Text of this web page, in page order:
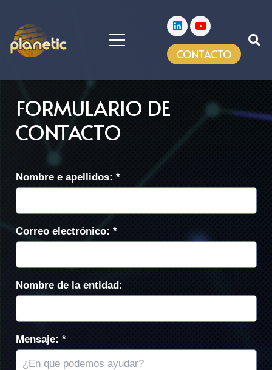
CONTACTO
FORMULARIO DE
CONTACTO
Nombre e apellidos: *
Correo electrónico: *
Nombre de la entidad:
Mensaje: *